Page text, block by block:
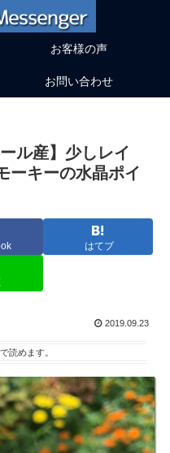
お客様の声
お問い合わせ
ル産】少しレイ
ーキーの水晶ポイ
はてブ
2019.09.23
で読めます。